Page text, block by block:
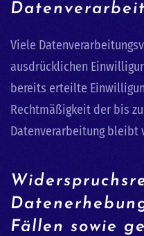
Viele
ausdrücklichen
bereits erteilte
Rechtmäßigkeit der bis
Datenverarbeitung bleibt
Fällen sowie